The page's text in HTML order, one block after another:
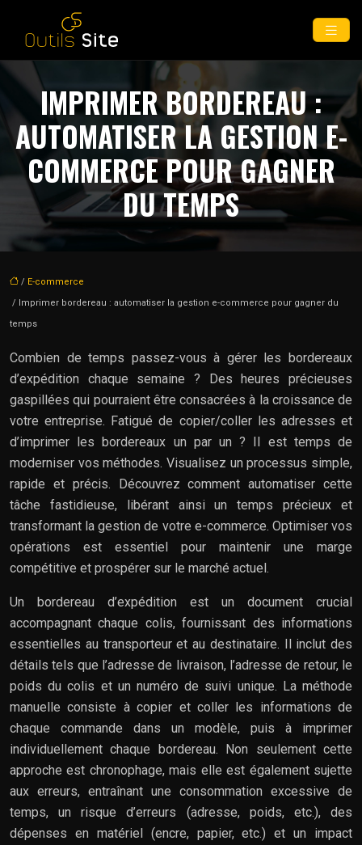
IMPRIMER BORDEREAU :
AUTOMATISER LA GESTION E-
COMMERCE POUR GAGNER
DU TEMPS
/ E-commerce
/ Imprimer bordereau : automatiser la gestion e-commerce pour gagner du
temps
Combien de temps passez-vous à gérer les bordereaux
d’expédition chaque semaine ? Des heures précieuses
gaspillées qui pourraient être consacrées à la croissance de
votre entreprise. Fatigué de copier/coller les adresses et
d’imprimer les bordereaux un par un ? Il est temps de
moderniser vos méthodes. Visualisez un processus simple,
rapide et précis. Découvrez comment automatiser cette
tâche fastidieuse, libérant ainsi un temps précieux et
transformant la gestion de votre e-commerce. Optimiser vos
opérations est essentiel pour maintenir une marge
compétitive et prospérer sur le marché actuel.
Un bordereau d’expédition est un document crucial
accompagnant chaque colis, fournissant des informations
essentielles au transporteur et au destinataire. Il inclut des
détails tels que l’adresse de livraison, l’adresse de retour, le
poids du colis et un numéro de suivi unique. La méthode
manuelle consiste à copier et coller les informations de
chaque commande dans un modèle, puis à imprimer
individuellement chaque bordereau. Non seulement cette
approche est chronophage, mais elle est également sujette
aux erreurs, entraînant une consommation excessive de
temps, un risque d’erreurs (adresse, poids, etc.), des
dépenses en matériel (encre, papier, etc.) et un impact